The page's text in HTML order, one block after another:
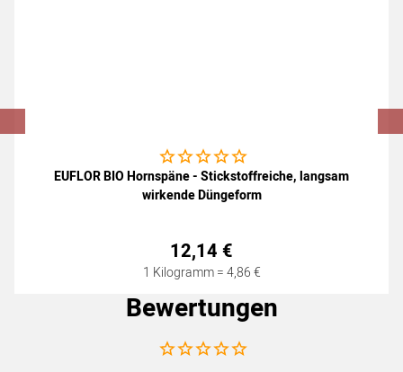
Noch keine Bewertungen abgegeben
EUFLOR BIO Hornspäne - Stickstoffreiche, langsam
wirkende Düngeform
12,14 €
1 Kilogramm =4,86€
Bewertungen
Noch keine Bewertungen abgegeben